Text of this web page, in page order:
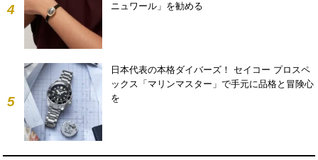
4
ニュワール」を勧める
5
日本代表の本格ダイバーズ！ セイコー プロスペ
ックス「マリンマスター」で手元に品格と冒険心
を